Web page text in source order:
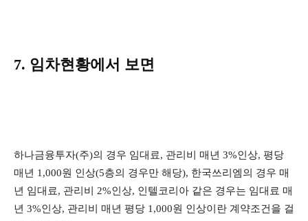
7. 임차현황에서 보면
하나금융투자(주)의 경우 임대료, 관리비 매년 3%인상, 평당
매년 1,000원 인상(5층의 경우만 해당), 한국쓰리엠의 경우 매
년 임대료, 관리비 2%인상, 인텔코리아 같은 경우는 임대료 매
년 3%인상, 관리비 매년 평당 1,000원 인상이란 계약조건을 걸